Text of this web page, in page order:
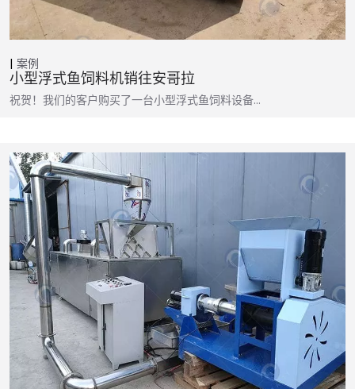
案例
小型浮式鱼饲料机销往安哥拉
祝贺！我们的客户购买了一台小型浮式鱼饲料设备…